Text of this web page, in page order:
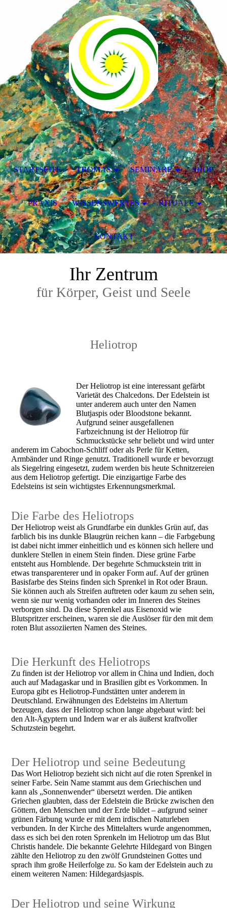
Ihr Zentrum
für Körper, Geist und Seele
Heliotrop
Der Heliotrop ist eine interessant gefärbt
Varietät des Chalcedons. Der Edelstein ist
unter anderem auch unter den Namen
Blutjaspis oder Bloodstone bekannt.
Aufgrund seiner ausgefallenen
Farbzeichnung ist der Heliotrop für
Schmuckstücke sehr beliebt und wird unter
anderem im Cabochon-Schliff oder als Perle für Ketten,
Armbänder und Ringe genutzt. Traditionell wurde er bevorzugt
als Siegelring eingesetzt, zudem werden bis heute Schnitzereien
aus dem Heliotrop gefertigt. Die einzigartige Farbe des
Edelsteins ist sein wichtigstes Erkennungsmerkmal.
Die Farbe des Heliotrops
Der Heliotrop weist als Grundfarbe ein dunkles Grün auf, das
farblich bis ins dunkle Blaugrün reichen kann – die Farbgebung
ist dabei nicht immer einheitlich und es können sich hellere und
dunklere Stellen in einem Stein finden. Diese grüne Farbe
entsteht aus Hornblende. Der begehrte Schmuckstein tritt in
etwas transparenterer und in opaker Form auf. Auf der grünen
Basisfarbe des Steins finden sich Sprenkel in Rot oder Braun.
Sie können auch als Streifen auftreten oder kaum zu sehen sein,
wenn sie nur wenig vorhanden oder im Inneren des Steines
verborgen sind. Da diese Sprenkel aus Eisenoxid wie
Blutspritzer erscheinen, waren sie die Auslöser für den mit dem
roten Blut assoziierten Namen des Steines.
Die Herkunft des Heliotrops
Zu finden ist der Heliotrop vor allem in China und Indien, doch
auch auf Madagaskar und in Brasilien gibt es Vorkommen. In
Europa gibt es Heliotrop-Fundstätten unter anderem in
Deutschland. Erwähnungen des Edelsteins im Altertum
bezeugen, dass der Heliotrop schon lange abgebaut wird: bei
den Alt-Ägyptern und Indern war er als äußerst kraftvoller
Schutzstein begehrt.
Der Heliotrop und seine Bedeutung
Das Wort Heliotrop bezieht sich nicht auf die roten Sprenkel in
seiner Farbe. Sein Name stammt aus dem Griechischen und
kann als „Sonnenwender“ übersetzt werden. Die antiken
Griechen glaubten, dass der Edelstein die Brücke zwischen den
Göttern, den Menschen und der Erde bildet – aufgrund seiner
grünen Färbung wurde er mit dem irdischen Naturleben
verbunden. In der Kirche des Mittelalters wurde angenommen,
dass es sich bei den roten Sprenkeln im Heliotrop um das Blut
Christis handele. Die bekannte Gelehrte Hildegard von Bingen
zählte den Heliotrop zu den zwölf Grundsteinen Gottes und
sprach ihm große Heilerfolge zu. So kam der Edelstein auch zu
einem weiteren Namen: Hildegardsjaspis.
Der Heliotrop und seine Wirkung
STARTSEITE THOMAS SEMINARE SHOP
PRAXIS WISSENSWERTES RITUALE
KONTAKT